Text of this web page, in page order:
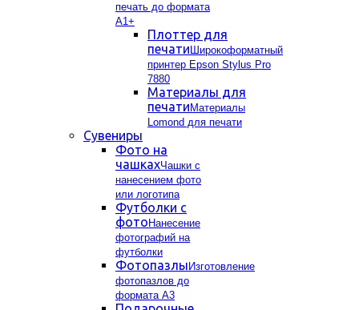
печать до формата
А1+
Плоттер для
печати Широкоформатный
принтер Epson Stylus Pro
7880
Материалы для
печати Материалы
Lomond для печати
Сувениры
Фото на
чашкахЧашки с
нанесением фото
или логотипа
Футболки с
фото Нанесение
фотографий на
футболки
Фотопазлы Изготовление
фотопазлов до
формата А3